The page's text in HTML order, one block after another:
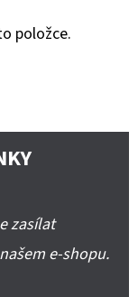
položce.
zasílat
e-shopu.